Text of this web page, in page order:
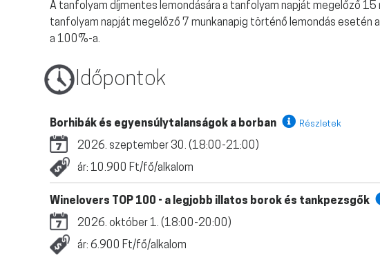
A tanfolyam díjmentes lemondására a tanfolyam napját megelőző
tanfolyam napját megelőző 7 munkanapig történő lemondás esetén
a 100%-a.
Időpontok
Borhibák és egyensúlytalanságok a borban Részletek
2026. szeptember 30. (18:00-21:00)
ár: 10.900 Ft/fő/alkalom
Winelovers TOP 100 - a legjobb illatos borok és tankpezsgők
2026. október 1. (18:00-20:00)
ár: 6.900 Ft/fő/alkalom